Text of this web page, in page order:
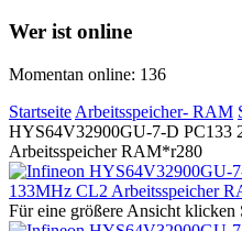
Wer ist online
Momentan online: 136
Startseite Arbeitsspeicher- RAM
HYS64V32900GU-7-D
Arbeitsspeicher RAM*r280
Für eine größere Ansicht klicken